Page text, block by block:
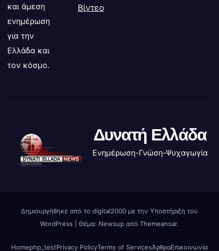
και άμεση
ενημέρωση
για την
Ελλάδα και
τον κόσμο.
Βίντεο
Δυνατή Ελλάδα
Ενημέρωση-Γνώση-Ψυχαγωγία
Δημιουργήθηκε από το digital2000 με την Υποστήριξη του
WordPress
Θέμα: Newsup από Themeansar.
Homephp_testPrivacy PolicyTerms of ServicesΆρθραΕπικοινωνία